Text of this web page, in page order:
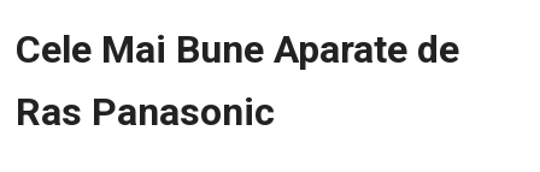
Cele Mai Bune Aparate de
Ras Panasonic